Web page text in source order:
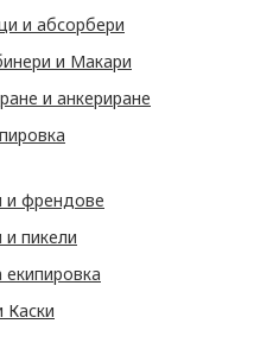
и абсорбери
и Макари
и анкериране
и френдове
и пикели
екипировка
Каски